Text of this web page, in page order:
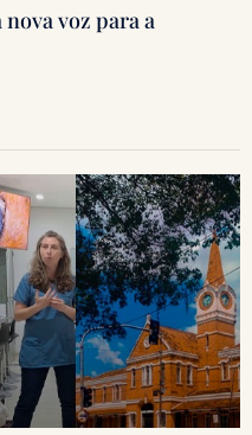
voz para a